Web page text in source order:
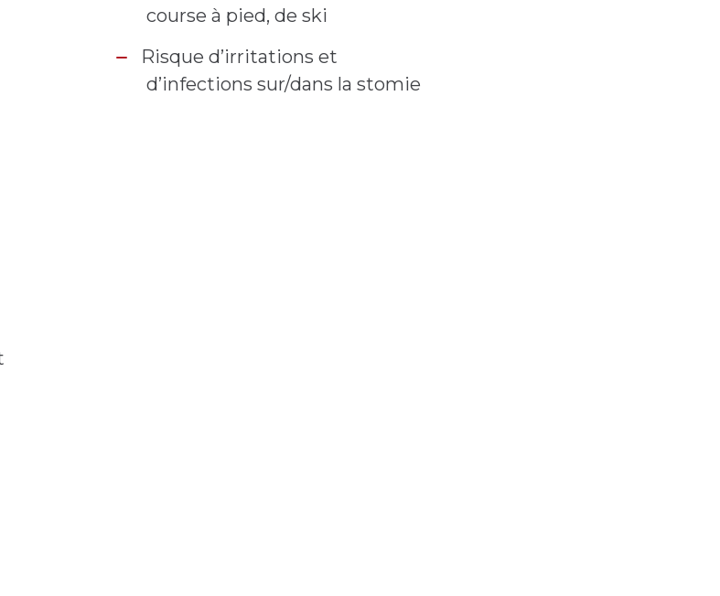
course à pied, de ski
Risque d’irritations et
d’infections sur/dans la stomie